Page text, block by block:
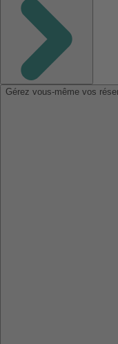
Gérez vous-même vos